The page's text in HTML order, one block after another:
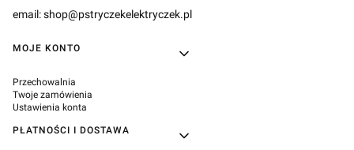
email: shop@pstryczekelektryczek.pl
Linki w stopce
MOJE KONTO
Przechowalnia
Twoje zamówienia
Ustawienia konta
PŁATNOŚCI I DOSTAWA